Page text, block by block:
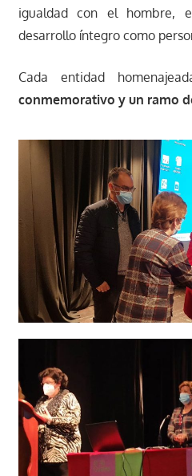
igualdad con el hombre,
desarrollo íntegro como
Cada entidad
conmemorativo y un ramo